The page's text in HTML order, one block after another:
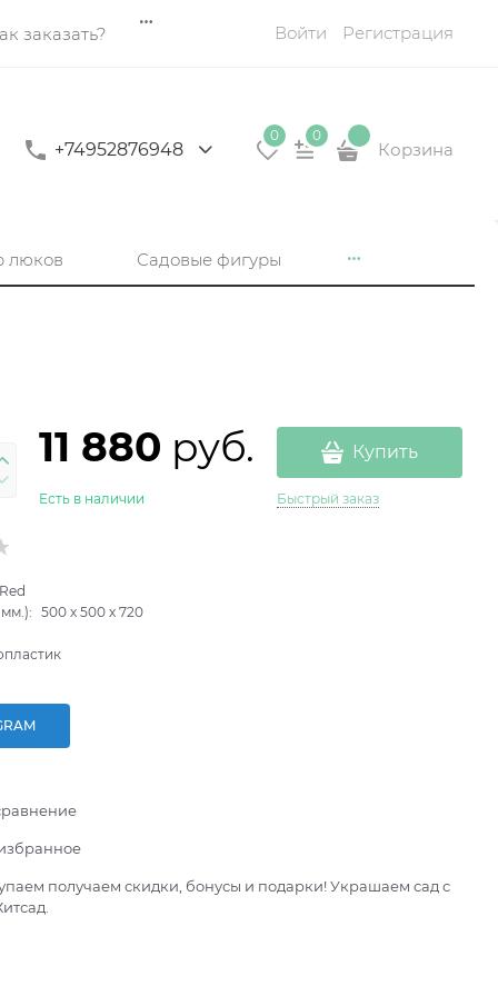
заказать? Войти Регистрация
+74952876948
0 0
Корзина
люков Садовые фигуры
11 880 руб.
Есть в наличии
Купить
Быстрый заказ
500 x500 x720
получаем скидки, бонусы и подарки! Украшаем сад с